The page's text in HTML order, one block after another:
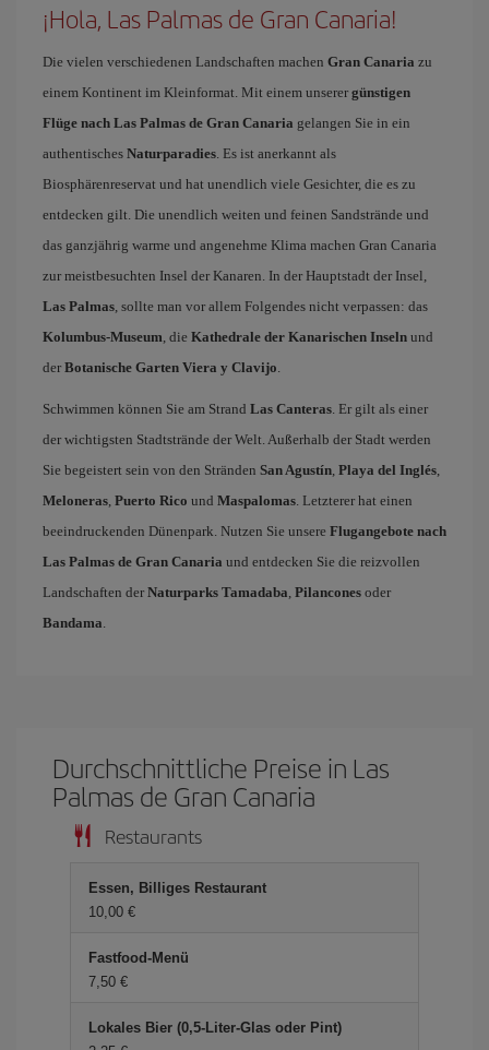
¡Hola, Las Palmas de Gran Canaria!
Die vielen verschiedenen Landschaften machen Gran Canaria zu
einem Kontinent im Kleinformat. Mit einem unserer günstigen
Flüge nach Las Palmas de Gran Canaria gelangen Sie in ein
authentisches Naturparadies. Es ist anerkannt als
Biosphärenreservat und hat unendlich viele Gesichter, die es zu
entdecken gilt. Die unendlich weiten und feinen Sandstrände und
das ganzjährig warme und angenehme Klima machen Gran Canaria
zur meistbesuchten Insel der Kanaren. In der Hauptstadt der Insel,
Las Palmas, sollte man vor allem Folgendes nicht verpassen: das
Kolumbus-Museum, die Kathedrale der Kanarischen Inseln und
der Botanische Garten Viera y Clavijo.
Schwimmen können Sie am Strand Las Canteras. Er gilt als einer
der wichtigsten Stadtstrände der Welt. Außerhalb der Stadt werden
Sie begeistert sein von den Stränden San Agustín, Playa del Inglés,
Meloneras, Puerto Rico und Maspalomas. Letzterer hat einen
beeindruckenden Dünenpark. Nutzen Sie unsere Flugangebote nach
Las Palmas de Gran Canaria und entdecken Sie die reizvollen
Landschaften der Naturparks Tamadaba, Pilancones oder
Bandama.
Durchschnittliche Preise in Las
Palmas de Gran Canaria
Restaurants
Essen, Billiges Restaurant
10,00 €
Fastfood-Menü
7,50 €
Lokales Bier (0,5-Liter-Glas oder Pint)